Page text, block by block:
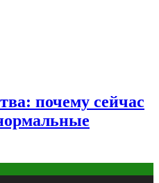
почему сейчас